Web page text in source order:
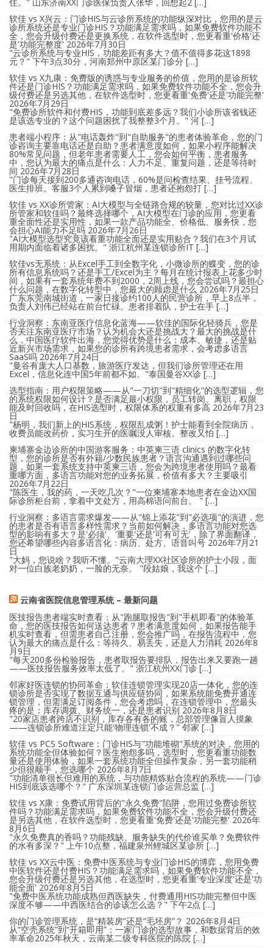
软佳 vs X兴云：门诊HIS与云诊所系统的功能纵深对比，您用的是云
诊所系统还是专业门诊HIS？功能满足需求吗，如果免费软件功能不
全，您会升级付费还是更换系统，在软件选型时，您更看重'价格'还
是'功能完整度' 2026年7月30日
"云诊所系统与专业HIS，功能差距有多大？值不值得多花这1898
元？" 下午3点30分，河南郑州中原区某门诊分 […]
软佳 vs X九康：免费版的诱惑与专业服务的价值，您用的是诊所软
件还是门诊HIS？功能满足需求吗，如果免费软件功能不全，您会升
级付费还是另选其他，在软件选型时，您更看重'免费'还是'功能完整'
2026年7月29日
"免费诊所软件和付费HIS，功能到底差多远？我们小诊所该省钱还
是该选专业的？这个问题困扰了我整整3个月。" 河 […]
患者端小程序：从"电话轰炸"到"自助服务"的患者体验革命，您的门
诊咨询主要靠电话还是自助？患者满意度如何，如果小程序能解决
80%常见问题，但老年患者需要人工，您会如何平衡，患者服务
中，您认为最大的痛点是什么：人力不足、重复问题，还是等待时
间 2026年7月28日
"门诊每天接到200多通咨询电话，60%是问检查结果、挂号流程、
医生排班。客服3个人累到嗓子冒烟，患者还抱怨打 […]
软佳 vs XX诊所管家：AI大模型与全链路合规的较量，您对比过XX诊
所管家和软佳吗？最终选择哪个，AI大模型在门诊的应用，您更看
重全面性还是实用性，如果一款产品功能全、价格低、服务快，您
会担心AI能力不足吗 2026年7月26日
"AI大模型选型究竟该看重功能全面还是实用贴合？我们在3个月试
用期内面临着诸多困扰。" 浙江杭州某连锁诊所IT […]
软佳vs无系统：从Excel手工到全数字化，小微诊所的蝶变，您的诊
所有信息系统吗？还是手工/Excel为主？每月在统计报表上花多少时
间，如果有一套系统年费不到2000，2周上线，您会尝试吗？最担心
什么问题，在数字化转型中，您最大的顾虑是什么 2026年7月25日
广东东莞南城街道，一家日接诊约100人的民营诊所，早上8点半，
负责人刘伟已经站在前台忙碌。患者排着队，护士在手 […]
行业洞察：东南亚医疗信息化蓝海——软佳的国际化轻骑兵，您是
否关注东南亚医疗市场？认为机会大还是挑战大？最大的挑战是什
么，中国医疗软件出海，您觉得优势是什么：成本、敏捷，还是贴
近新兴市场需求，如果您的诊所有跨境患者需求，会考虑多语言
SaaS吗 2026年7月24日
"曼谷有庞大人口基数，旅游医疗发达，但我们诊所管理还在用
Excel，信息化连中国5年前都不如。"泰国曼谷XX诊 […]
选型指南：用户权限策略——从"一刀切"到"精细化"的选型逻辑，您
的系统权限如何设计？是否满足最小权限，员工转岗、离职，权限
能及时回收吗，在HIS选型时，权限体系的权重有多高 2026年7月23
日
"杨明，我们新上的HIS系统，权限乱成粥！护士能看到全院病历，
收费员能改药价，实习生开的医嘱没人审核。整改又怕 […]
柬埔寨金边诊所的中国游客服务：中英柬三语 clinics 的数字化转
型，您的诊所是否有外籍/少数民族患者？语言沟通遇到过哪些问
题，如果一套系统支持中英柬三语，您会为跨境患者使用吗？最看
重哪方面，多语言功能对您的业务拓展，价值有多大？主要吸引
2026年7月22日
"陈医生，我的药，一天吃几次？"一位柬埔寨本地患者在金边XX国
际诊所柜台前，拿着中文处方，用高棉语问前台。 " […]
行业洞察：多语言需求爆发——从"锦上添花"到"必选项"的演进，您
的患者是否有语言多样性需求？当前如何解决，多语言功能对您选
型的影响有多大？是'必须'、'重要'还是'可有可无'，除了界面翻译，
您还希望哪些内容多语言化：病历、处方、语音叫号 2026年7月21
日
"大妈，您说啥？我听不懂。"云南大理XX社区诊所的护士小段，面
对一位白族老奶奶，一脸的无奈。 "段姑娘，我这个 […]
云南省医院信息管理系统 – 最新问题
医技报告患者端实时查看：从"跑腿取报告"到"手机即看"的体验革
命，您的医技报告如何送达患者？患者满意度如何，如果报告能手
机实时查看，但需患者自己注册，您会推广吗，在报告流程中，您
认为最大的痛点是什么：等待久、易丢失，还是人力消耗 2026年8
月9日
"每天200多份检验报告，患者取报告要排队，报告出来又要跑一趟
——医技报告服务效率太低了。" 浙江杭州XX门诊 […]
邻家好医连锁的协同革命：软佳连锁管理实现20店一体化，您的连
锁诊所是否实现了数据互通与供应链协同，如果系统能免费开通连
锁管理，但需满足订阅条件，您会考虑吗，在连锁管理中，您最头
疼的是：库存调拨、财务统一，还是患者识别 2026年8月8日
"20家店患者跨店不识别，库存各有各的账，总部管理像盲人摸象
——连锁诊所难道注定只能'物理连锁'不成？" 邻家 […]
软佳 vs PCS Software：门诊HIS与"功能堆砌"系统的对决，您用的
系统功能全但体验如何？医生抱怨多吗，选型时，您更看重功能数
量还是使用体验，如果一套系统功能全但操作复杂，另一套功能稍
少但很顺手，您选哪个 2026年8月7日
"功能清单很长但难用的系统，与功能精炼贴合流程的系统——门诊
HIS到底该选哪个？" 广东深圳某连锁门诊运营总监 […]
软佳 vs X康：免费试用背后的"永久免费"陷阱，您用过免费诊所软
件吗？功能满足需求吗，如果免费软件功能不全，您会升级付费还
是另选其他，在软件选型时，您更看重'免费'还是'功能完整' 2026年
8月6日
"永久免费真的香吗？功能残缺、服务缺失的代价谁买单？免费软件
的水有多深？" 上午10点整，福建泉州鲤城区某诊所 […]
软佳 vs XX云中医：免费中医系统与专业门诊HIS的博弈，您用免费
中医软件还是付费HIS？功能满足需求吗，如果免费软件功能不全，
您会升级付费还是另选其他，在选型时，您更看重'专业深度'还是'功
能全面' 2026年8月5日
"免费中医系统功能成熟但西医缺失，付费通用HIS功能完整但中医
深度不够——中西医结合的诊该怎么选？" 下午2点 […]
你的门诊管理系统，是“精装房”还是“毛坯房”？ 2026年8月4日
从“空壳系统”到“开箱即用”：一家门诊的选型故事，和数据背后的效
率革命2025年秋天，云南某二级专科医院的陈院 […]